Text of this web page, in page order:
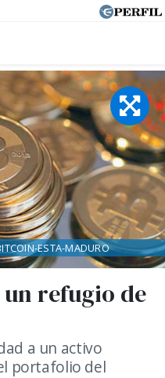
refugio de
a un activo
portafolio del
ESTA-MADURO